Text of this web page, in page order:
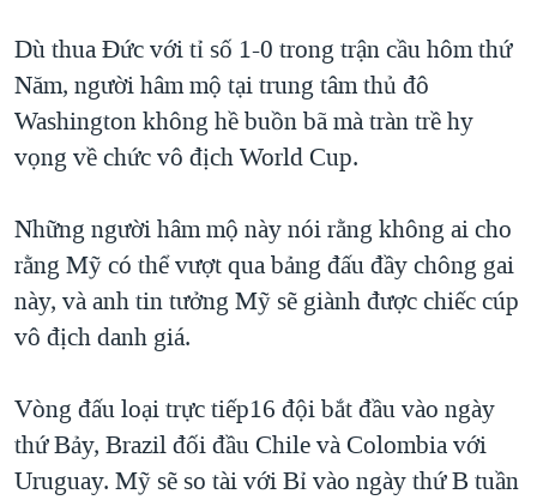
THƯỢNG ĐỈNH TRUMP-KIM TẠI VIỆT NAM
TRỊNH VĨNH BÌNH VS. CHÍNH PHỦ VIỆT NAM
NGƯ DÂN VIỆT VÀ LÀN SÓNG TRỘM HẢI SÂM
BÊN KIA QUỐC LỘ: TIẾNG VỌNG TỪ NÔNG THÔN MỸ
Dù thua Đức với tỉ số 1-0 trong trận cầu hôm thứ
Năm, người hâm mộ tại trung tâm thủ đô
Washington không hề buồn bã mà tràn trề hy
vọng về chức vô địch World Cup.
Những người hâm mộ này nói rằng không ai cho
rằng Mỹ có thể vượt qua bảng đấu đầy chông gai
này, và anh tin tưởng Mỹ sẽ giành được chiếc cúp
vô địch danh giá.
Vòng đấu loại trực tiếp16 đội bắt đầu vào ngày
thứ Bảy, Brazil đối đầu Chile và Colombia với
Uruguay. Mỹ sẽ so tài với Bỉ vào ngày thứ B tuần